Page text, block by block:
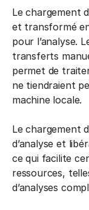
Le chargement
et transformé
pour l’analyse.
transferts
permet de
ne tiendraient
machine locale.
Le chargement
d’analyse et
ce qui facilite
ressources,
d’analyses